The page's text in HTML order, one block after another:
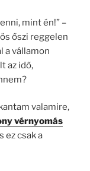
mint én!” –
őszi reggelen
a vállamon
az idő,
valamire,
vérnyomás
ez csak a